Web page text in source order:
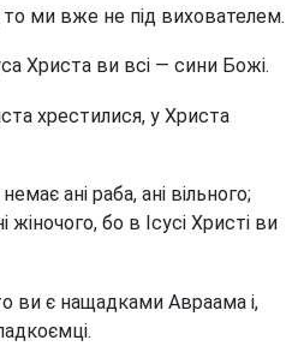
ми вже не під вихователем.
Христа ви всі — сини Божі.
хрестилися, у Христа
ані раба, ані вільного;
жіночого, бо в Ісусі Христі ви
ви є нащадками Авраама і,